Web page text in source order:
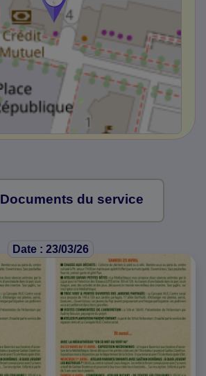
Documents du service
Date : 23/03/26